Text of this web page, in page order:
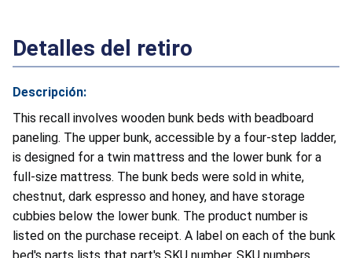
Detalles del retiro
Descripción:
This recall involves wooden bunk beds with beadboard
paneling. The upper bunk, accessible by a four-step ladder,
is designed for a twin mattress and the lower bunk for a
full-size mattress. The bunk beds were sold in white,
chestnut, dark espresso and honey, and have storage
cubbies below the lower bunk. The product number is
listed on the purchase receipt. A label on each of the bunk